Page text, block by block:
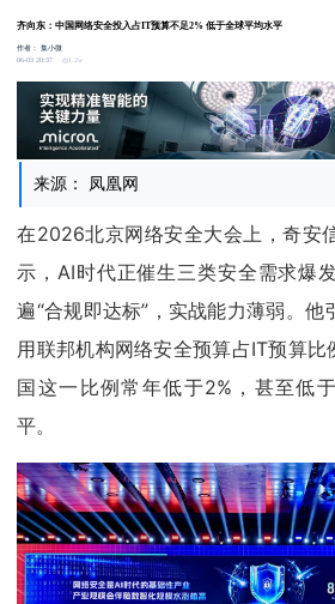
齐向东：中国网络安全投入占IT预算不足2% 低于全球平均水平
作者：集小微
06-03 20:37
1.2w
来源： 凤凰网
在2026北京网络安全大会上，奇安
示，AI时代正催生三类安全需求爆
遍“合规即达标”，实战能力薄弱。他
用联邦机构网络安全预算占IT预算比
国这一比例常年低于2%，甚至低
平。